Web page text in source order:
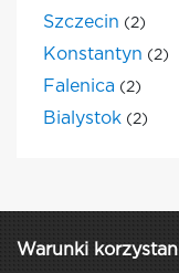
Szczecin (2)
Konstantyn (2)
Falenica (2)
Bialystok (2)
Warunki